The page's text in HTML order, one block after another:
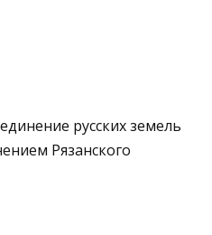
русских земель
Рязанского